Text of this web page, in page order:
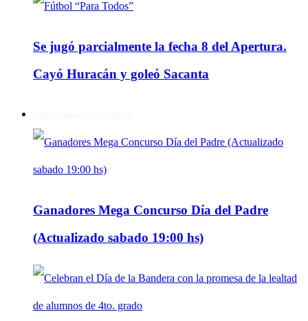
Se jugó parcialmente la fecha 8 del Apertura.
Cayó Huracán y goleó Sacanta
Ganadores Mega Concurso Día del Padre
(Actualizado sabado 19:00 hs)